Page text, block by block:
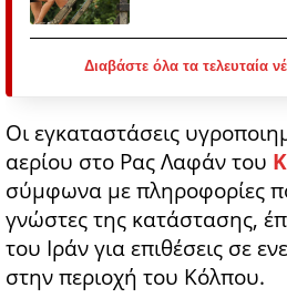
Διαβάστε όλα τα τελευταία
Οι εγκαταστάσεις
αερίου στο Ρας Λαφάν του
σύμφωνα με πληροφορίες
γνώστες της κατάστασης,
του Ιράν για επιθέσεις σε
στην περιοχή του Κόλπου.